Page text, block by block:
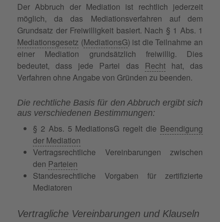
Der Abbruch der Mediation ist rechtlich jederzeit
möglich, da das Mediationsverfahren auf dem
Grundsatz der Freiwilligkeit basiert. Nach § 1 Abs. 1
Mediationsgesetz (MediationsG) ist die Teilnahme an
einer Mediation grundsätzlich freiwillig. Dies
bedeutet, dass jede Partei das Rechthat, das
Verfahren ohne Angabe von Gründen zu beenden.
Die rechtliche Basis für den Abbruch ergibt sich
aus verschiedenen Bestimmungen:
§ 2 Abs. 5 MediationsG regelt die Beendigung
der Mediation
Vertragsrechtliche Vereinbarungen zwischen
den Parteien
Standesrechtliche Vorgaben für zertifizierte
Mediatoren
Vertragliche Vereinbarungen und Klauseln